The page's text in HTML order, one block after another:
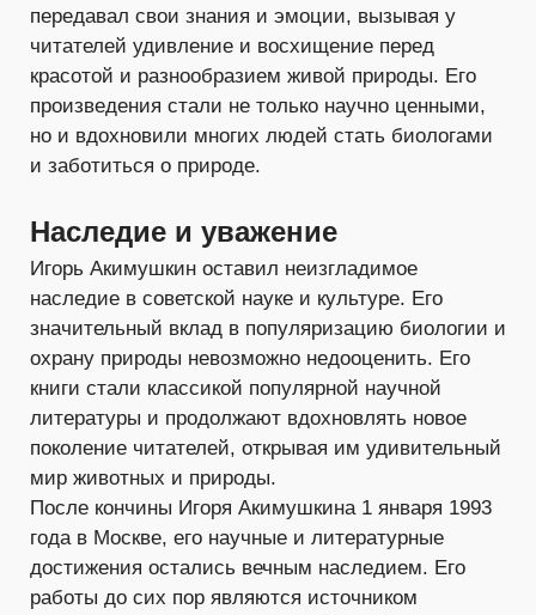
передавал свои знания и эмоции, вызывая у
читателей удивление и восхищение перед
красотой и разнообразием живой природы. Его
произведения стали не только научно ценными,
но и вдохновили многих людей стать биологами
и заботиться о природе.
Наследие и уважение
Игорь Акимушкин оставил неизгладимое
наследие в советской науке и культуре. Его
значительный вклад в популяризацию биологии и
охрану природы невозможно недооценить. Его
книги стали классикой популярной научной
литературы и продолжают вдохновлять новое
поколение читателей, открывая им удивительный
мир животных и природы.
После кончины Игоря Акимушкина 1 января 1993
года в Москве, его научные и литературные
достижения остались вечным наследием. Его
работы до сих пор являются источником